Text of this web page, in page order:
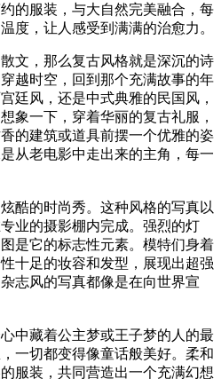
的服装，与大自然完美融合，每
度，让人感受到满满的治愈力。
文，那么复古风格就是深沉的诗
越时空，回到那个充满故事的年
廷风，还是中式典雅的民国风，
象一下，穿着华丽的复古礼服，
的建筑或道具前摆一个优雅的姿
从老电影中走出来的主角，每一
酷的时尚秀。这种风格的写真以
业的摄影棚内完成。强烈的灯
是它的标志性元素。模特们身着
十足的妆容和发型，展现出超强
志风的写真都像是在向世界宣
中藏着公主梦或王子梦的人的最
一切都变得像童话般美好。柔和
服装，共同营造出一个充满幻想